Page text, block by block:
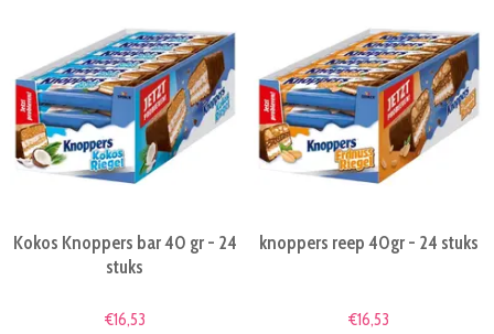
Kokos Knoppers bar 40 gr - 24
stuks
€16,53
knoppers reep 40gr - 24 stuks
€16,53